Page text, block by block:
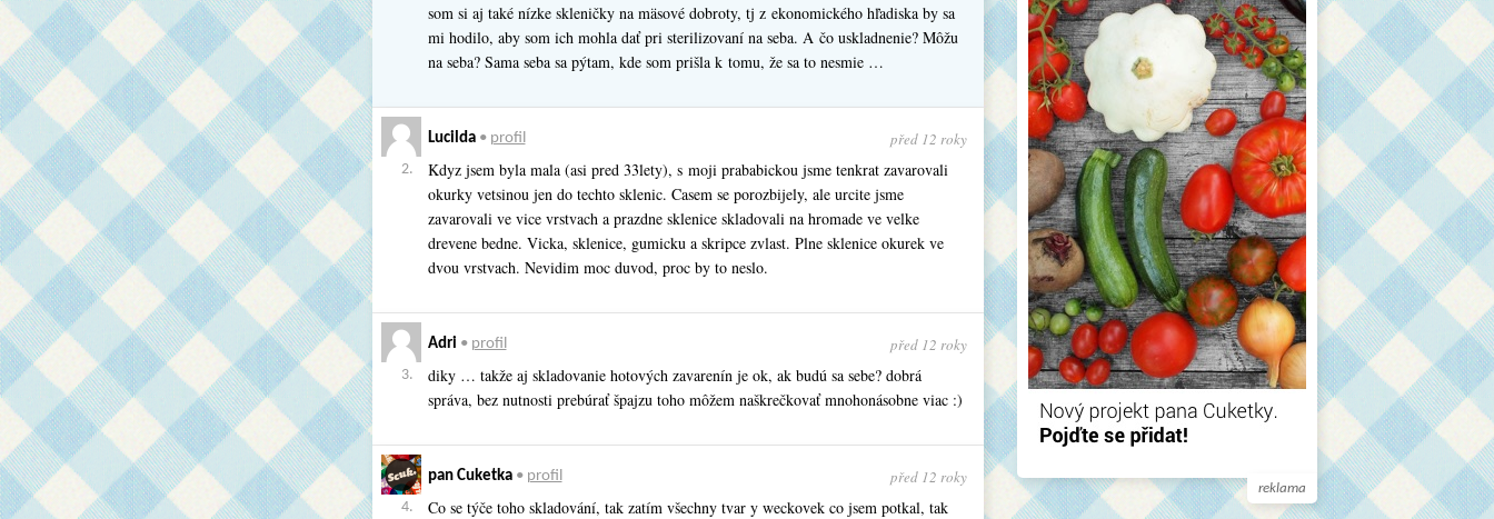
som si aj také nízke skleničky na mäsové dobroty, tj z ekonomického hľadiska by sa
mi hodilo, aby som ich mohla dať pri sterilizovaní na seba. A čo uskladnenie? Môžu
na seba? Sama seba sa pýtam, kde som prišla k tomu, že sa to nesmie …
2.
Lucilda• profil před 12 roky
Kdyz jsem byla mala (asi pred 33lety), s moji prababickou jsme tenkrat zavarovali
okurky vetsinou jen do techto sklenic. Casem se porozbijely, ale urcite jsme
zavarovali ve vice vrstvach a prazdne sklenice skladovali na hromade ve velke
drevene bedne. Vicka, sklenice, gumicku a skripce zvlast. Plne sklenice okurek ve
dvou vrstvach. Nevidim moc duvod, proc by to neslo.
3.
Adri • profil před 12 roky
diky … takže aj skladovanie hotových zavarenín je ok, ak budú sa sebe? dobrá
správa, bez nutnosti prebúrať špajzu toho môžem naškrečkovať mnohonásobne viac :)
4.
pan Cuketka• profil před 12 roky
Co se týče toho skladování, tak zatím všechny tvar y weckovek co jsem potkal, tak
reklama